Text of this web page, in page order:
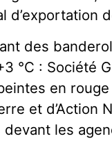
d’exportation
des
°C : Société
en
et d’Action
devant les